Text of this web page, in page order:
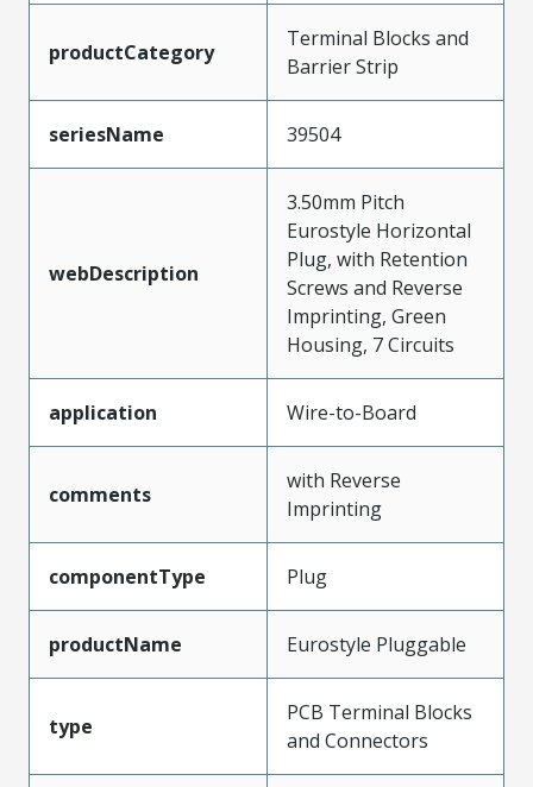
productCategory
Terminal Blocks and
Barrier Strip
seriesName 39504
webDescription
3.50mm Pitch
Eurostyle Horizontal
Plug, with Retention
Screws and Reverse
Imprinting, Green
Housing, 7 Circuits
application Wire-to-Board
comments
with Reverse
Imprinting
componentType Plug
productName Eurostyle Pluggable
type
PCB Terminal Blocks
and Connectors